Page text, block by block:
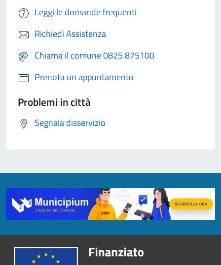
Leggi le domande frequenti
Richiedi Assistenza
Chiama il comune 0825 875100
Prenota un appuntamento
Problemi in città
Segnala disservizio